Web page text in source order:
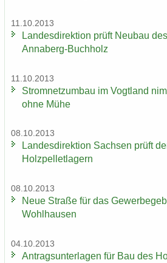
11.10.2013
Lan­des­di­rek­ti­on prüft Neu­bau
Annaberg-​Buchholz
11.10.2013
Strom­netz­um­bau im Vogt­land
ohne Mühe
08.10.2013
Lan­des­di­rek­ti­on Sach­sen prüft
Holz­pel­let­la­gern
08.10.2013
Neue Stra­ße für das
Wohlhausen
04.10.2013
An­trags­un­ter­la­gen für Bau des